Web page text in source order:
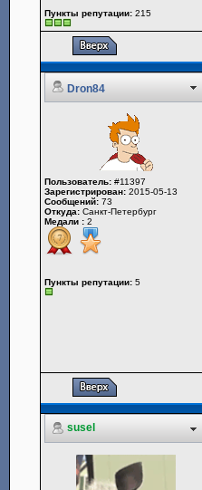
Пункты репутации: 215
Dron84
Пользователь: #11397
Зарегистрирован: 2015-05-13
Сообщений: 73
Откуда: Санкт-Петербург
Медали : 2
Пункты репутации: 5
susel